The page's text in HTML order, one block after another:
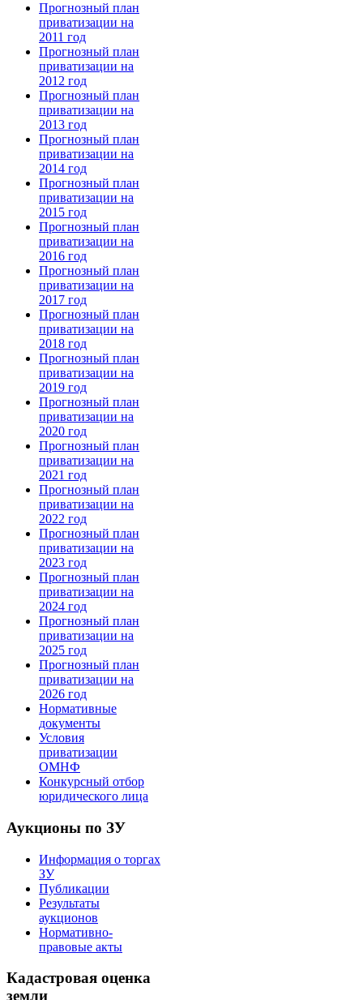
Прогнозный план
приватизации на
2011 год
Прогнозный план
приватизации на
2012 год
Прогнозный план
приватизации на
2013 год
Прогнозный план
приватизации на
2014 год
Прогнозный план
приватизации на
2015 год
Прогнозный план
приватизации на
2016 год
Прогнозный план
приватизации на
2017 год
Прогнозный план
приватизации на
2018 год
Прогнозный план
приватизации на
2019 год
Прогнозный план
приватизации на
2020 год
Прогнозный план
приватизации на
2021 год
Прогнозный план
приватизации на
2022 год
Прогнозный план
приватизации на
2023 год
Прогнозный план
приватизации на
2024 год
Прогнозный план
приватизации на
2025 год
Прогнозный план
приватизации на
2026 год
Нормативные
документы
Условия
приватизации
ОМНФ
Конкурсный отбор
юридического лица
Аукционы по ЗУ
Информация о торгах
ЗУ
Публикации
Результаты
аукционов
Нормативно-
правовые акты
Кадастровая оценка
земли